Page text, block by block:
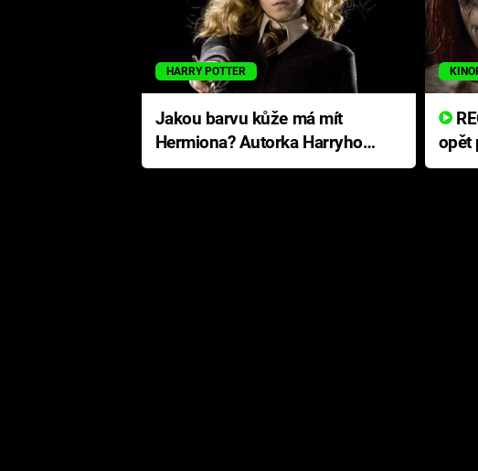
HARRY POTTER
Jakou barvu kůže má mít
Hermiona? Autorka Harryho
Pottera přišla s ráznou
RECENZE: Smrtelné zlo se
opět